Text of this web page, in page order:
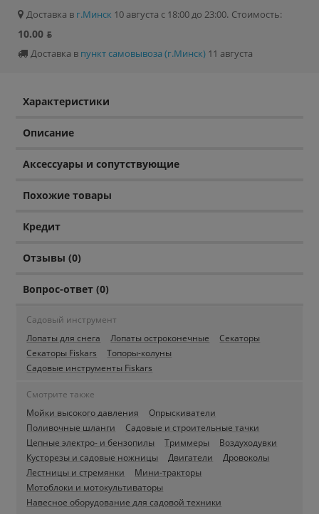
Доставка в г.Минск 10 августа с 18:00 до 23:00. Стоимость:
10.00 ƃ
Доставка в пункт самовывоза (г.Минск) 11 августа
Характеристики
Описание
Аксессуары и сопутствующие
Похожие товары
Кредит
Отзывы (0)
Вопрос-ответ (0)
Садовый инструмент
Лопаты для снега
Лопаты остроконечные
Секаторы
Секаторы Fiskars
Топоры-колуны
Садовые инструменты Fiskars
Смотрите также
Мойки высокого давления
Опрыскиватели
Поливочные шланги
Садовые и строительные тачки
Цепные электро- и бензопилы
Триммеры
Воздуходувки
Кусторезы и садовые ножницы
Двигатели
Дровоколы
Лестницы и стремянки
Мини-тракторы
Мотоблоки и мотокультиваторы
Навесное оборудование для садовой техники